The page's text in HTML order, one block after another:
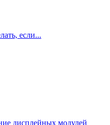
если...
дисплейных модулей